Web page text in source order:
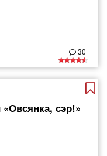
30
«Овсянка, сэр!»